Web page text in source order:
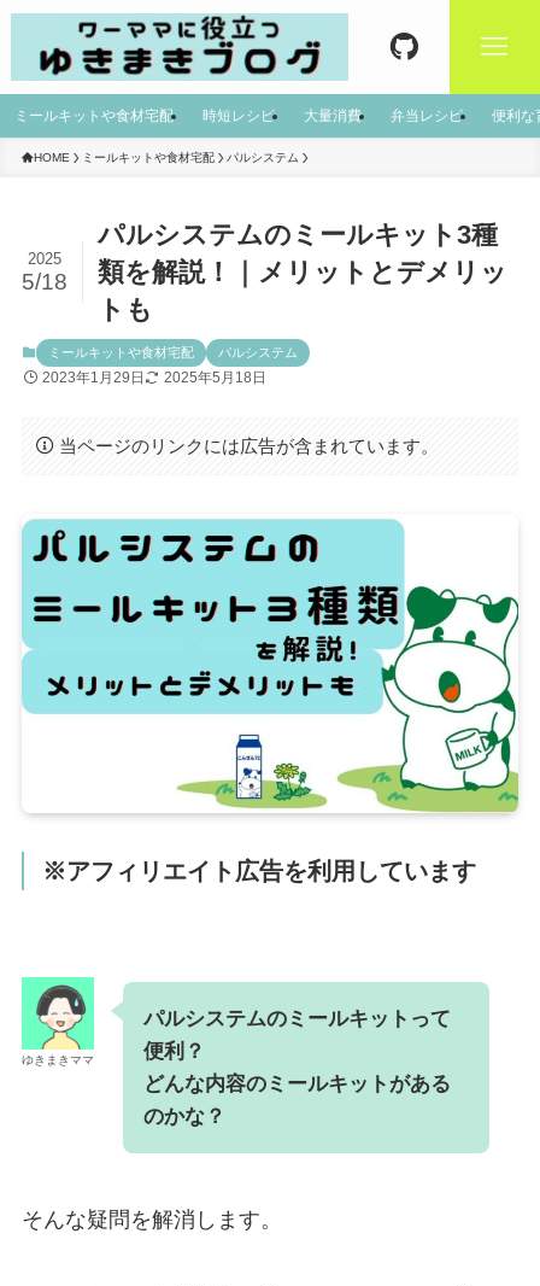
ミールキットや食材宅配 時短レシピ 大量消費 弁当レシピ 便利な
HOME ミールキットや食材宅配 パルシステム
パルシステムのミールキット3種
類を解説！｜メリットとデメリッ
トも
2025
5/18
ミールキットや食材宅配 パルシステム
2023年1月29日 2025年5月18日
当ページのリンクには広告が含まれています。
※アフィリエイト広告を利用しています
ゆきまきママ
パルシステムのミールキットって
便利？
どんな内容のミールキットがある
のかな？
そんな疑問を解消します。